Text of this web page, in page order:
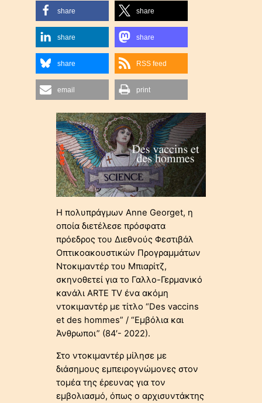
share share
share share
share RSS feed
email print
Η πολυπράγμων Anne Georget, η
οποία διετέλεσε πρόσφατα
πρόεδρος του Διεθνούς Φεστιβάλ
Οπτικοακουστικών Προγραμμάτων
Ντοκιμαντέρ του Μπιαρίτζ,
σκηνοθετεί για το Γαλλο-Γερμανικό
κανάλι ARTE TV ένα ακόμη
ντοκιμαντέρ με τίτλο “Des vaccins
et des hommes” / “Εμβόλια και
Άνθρωποι” (84′- 2022).
Στο ντοκιμαντέρ μίλησε με
διάσημους εμπειρογνώμονες στον
τομέα της έρευνας για τον
εμβολιασμό, όπως ο αρχισυντάκτης